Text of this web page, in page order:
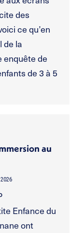
des
ce qu’en
de la
enquête de
de 3 à 5
au
Enfance du
ont